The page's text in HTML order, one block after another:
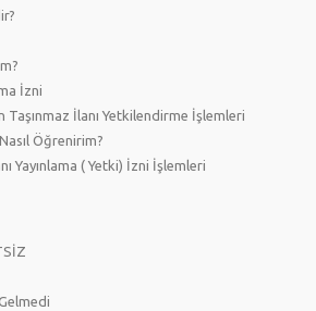
İzni
Taşınmaz İlanı Yetkilendirme İşlemleri
Öğrenirim?
Yayınlama ( Yetki) İzni İşlemleri